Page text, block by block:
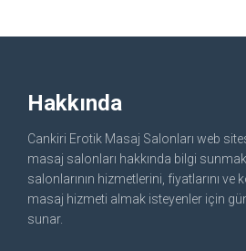
Hakkında
Cankiri Erotik Masaj Salonları web
masaj salonları hakkında bilgi
salonlarının hizmetlerini, fiyatlarını ve
masaj hizmeti almak isteyenler için
sunar.